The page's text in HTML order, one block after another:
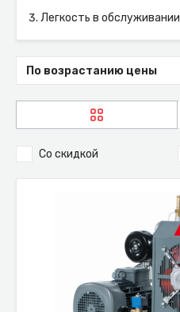
Легкость в обслуживании
По возрастанию цены
Со скидкой